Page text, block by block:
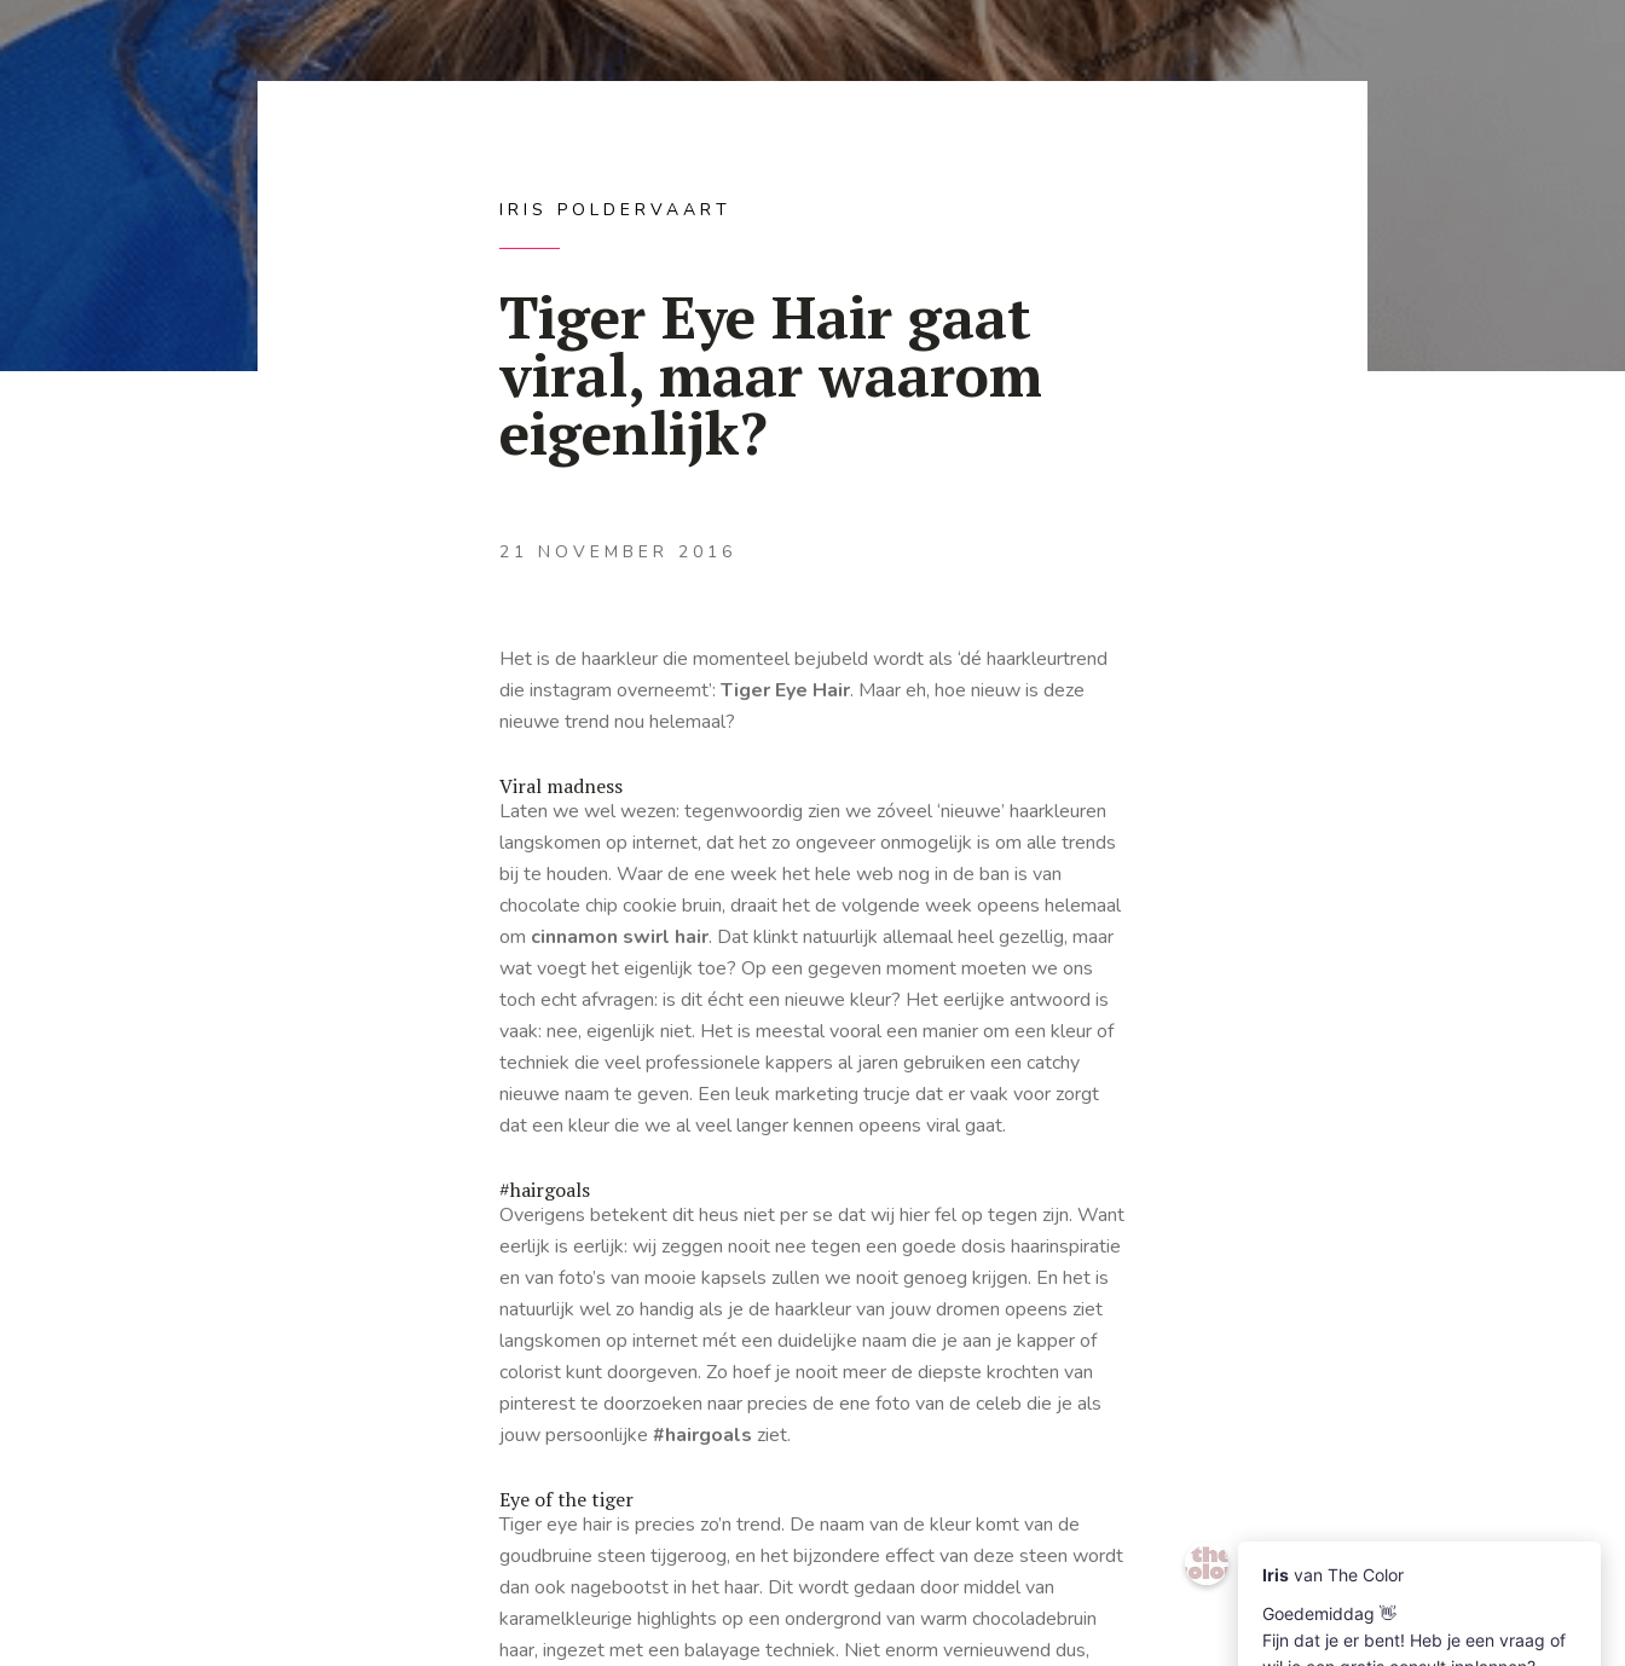
IRIS POLDERVAART
Tiger Eye Hair gaat
viral, maar waarom
eigenlijk?
21 NOVEMBER 2016
Het is de haarkleur die momenteel bejubeld wordt als ‘dé haarkleurtrend
die instagram overneemt’: Tiger Eye Hair. Maar eh, hoe nieuw is deze
nieuwe trend nou helemaal?
Viral madness
Laten we wel wezen: tegenwoordig zien we zóveel ‘nieuwe’ haarkleuren
langskomen op internet, dat het zo ongeveer onmogelijk is om alle trends
bij te houden. Waar de ene week het hele web nog in de ban is van
chocolate chip cookie bruin, draait het de volgende week opeens helemaal
om cinnamon swirl hair. Dat klinkt natuurlijk allemaal heel gezellig, maar
wat voegt het eigenlijk toe? Op een gegeven moment moeten we ons
toch echt afvragen: is dit écht een nieuwe kleur? Het eerlijke antwoord is
vaak: nee, eigenlijk niet. Het is meestal vooral een manier om een kleur of
techniek die veel professionele kappers al jaren gebruiken een catchy
nieuwe naam te geven. Een leuk marketing trucje dat er vaak voor zorgt
dat een kleur die we al veel langer kennen opeens viral gaat.
#hairgoals
Overigens betekent dit heus niet per se dat wij hier fel op tegen zijn. Want
eerlijk is eerlijk: wij zeggen nooit nee tegen een goede dosis haarinspiratie
en van foto’s van mooie kapsels zullen we nooit genoeg krijgen. En het is
natuurlijk wel zo handig als je de haarkleur van jouw dromen opeens ziet
langskomen op internet mét een duidelijke naam die je aan je kapper of
colorist kunt doorgeven. Zo hoef je nooit meer de diepste krochten van
pinterest te doorzoeken naar precies de ene foto van de celeb die je als
jouw persoonlijke #hairgoals ziet.
Eye of the tiger
Tiger eye hair is precies zo’n trend. De naam van de kleur komt van de
goudbruine steen tijgeroog, en het bijzondere effect van deze steen wordt
dan ook nagebootst in het haar. Dit wordt gedaan door middel van
karamelkleurige highlights op een ondergrond van warm chocoladebruin
haar, ingezet met een balayage techniek. Niet enorm vernieuwend dus,